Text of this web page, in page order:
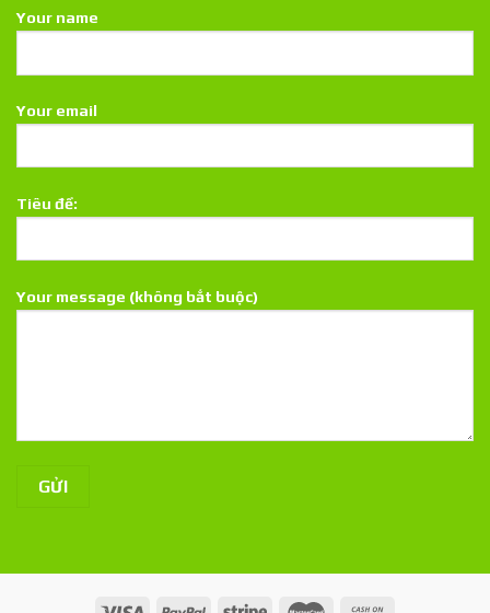
Your name
Your email
Tiêu đề:
Your message (không bắt buộc)